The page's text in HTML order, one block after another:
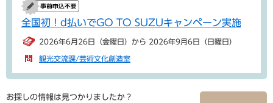
全国初！d払いでGO TO SUZUキャンペーン実施
2026年6月26日（金曜日）から 2026年9月6日（日曜日）
観光交流課/芸術文化創造室
お探しの情報は見つかりましたか？